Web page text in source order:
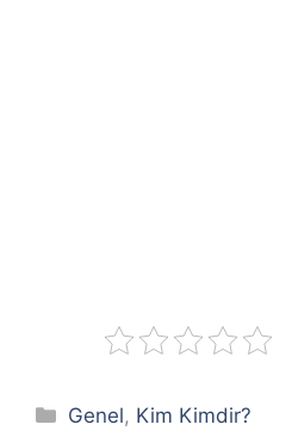
Kategoriler
Genel, Kim Kimdir?